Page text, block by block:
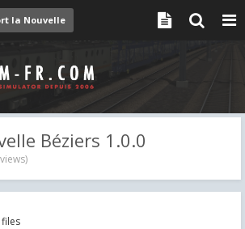
la Nouvelle
Béziers 1.0.0